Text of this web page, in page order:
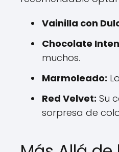
Vainilla con
Chocolate
muchos.
Marmoleado:
Red Velvet: Su
sorpresa de